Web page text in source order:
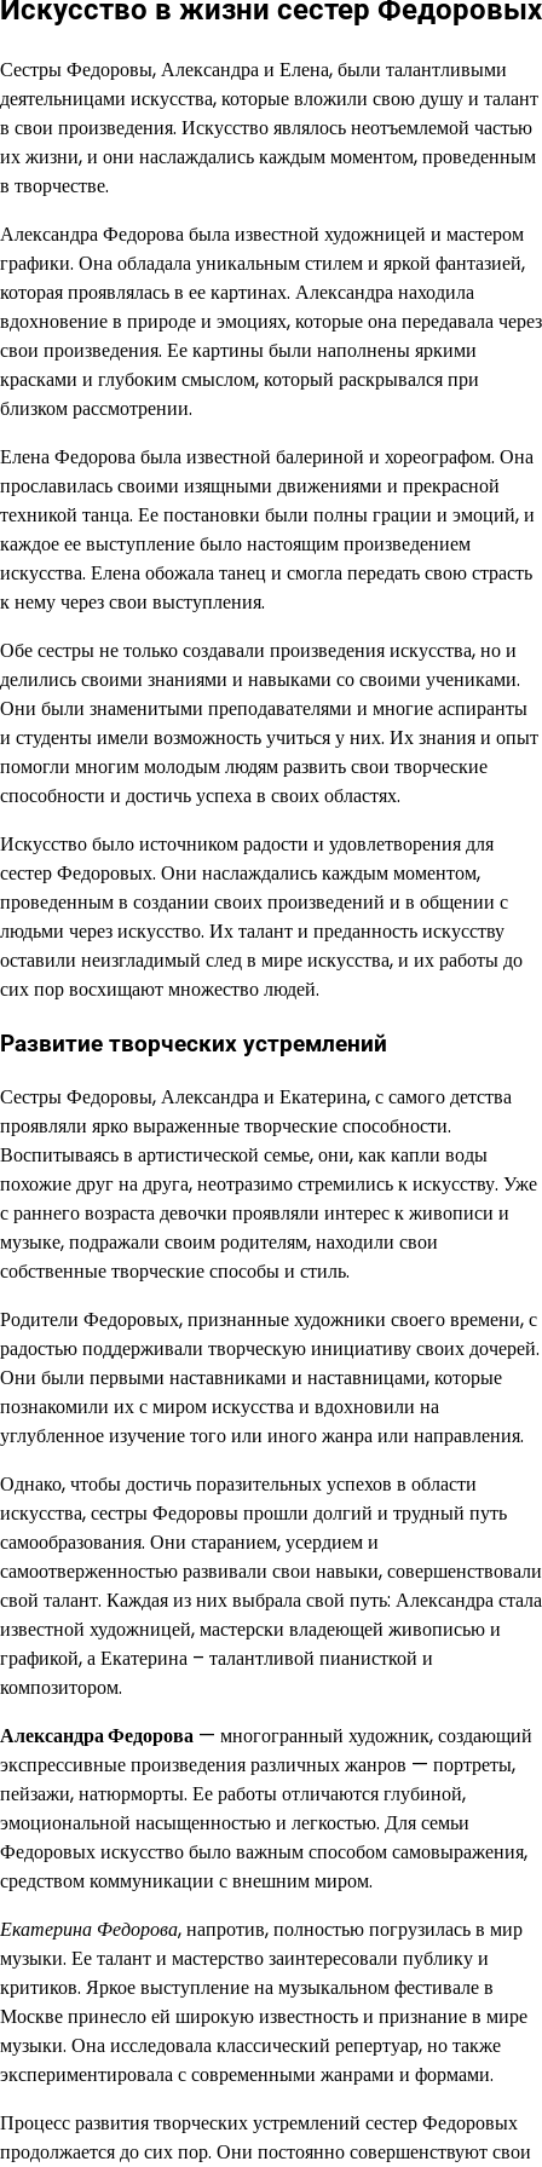
Искусство в жизни сестер Федоровых
Сестры Федоровы, Александра и Елена, были талантливыми
деятельницами искусства, которые вложили свою душу и талант
в свои произведения. Искусство являлось неотъемлемой частью
их жизни, и они наслаждались каждым моментом, проведенным
в творчестве.
Александра Федорова была известной художницей и мастером
графики. Она обладала уникальным стилем и яркой фантазией,
которая проявлялась в ее картинах. Александра находила
вдохновение в природе и эмоциях, которые она передавала через
свои произведения. Ее картины были наполнены яркими
красками и глубоким смыслом, который раскрывался при
близком рассмотрении.
Елена Федорова была известной балериной и хореографом. Она
прославилась своими изящными движениями и прекрасной
техникой танца. Ее постановки были полны грации и эмоций, и
каждое ее выступление было настоящим произведением
искусства. Елена обожала танец и смогла передать свою страсть
к нему через свои выступления.
Обе сестры не только создавали произведения искусства, но и
делились своими знаниями и навыками со своими учениками.
Они были знаменитыми преподавателями и многие аспиранты
и студенты имели возможность учиться у них. Их знания и опыт
помогли многим молодым людям развить свои творческие
способности и достичь успеха в своих областях.
Искусство было источником радости и удовлетворения для
сестер Федоровых. Они наслаждались каждым моментом,
проведенным в создании своих произведений и в общении с
людьми через искусство. Их талант и преданность искусству
оставили неизгладимый след в мире искусства, и их работы до
сих пор восхищают множество людей.
Развитие творческих устремлений
Сестры Федоровы, Александра и Екатерина, с самого детства
проявляли ярко выраженные творческие способности.
Воспитываясь в артистической семье, они, как капли воды
похожие друг на друга, неотразимо стремились к искусству. Уже
с раннего возраста девочки проявляли интерес к живописи и
музыке, подражали своим родителям, находили свои
собственные творческие способы и стиль.
Родители Федоровых, признанные художники своего времени, с
радостью поддерживали творческую инициативу своих дочерей.
Они были первыми наставниками и наставницами, которые
познакомили их с миром искусства и вдохновили на
углубленное изучение того или иного жанра или направления.
Однако, чтобы достичь поразительных успехов в области
искусства, сестры Федоровы прошли долгий и трудный путь
самообразования. Они старанием, усердием и
самоотверженностью развивали свои навыки, совершенствовали
свой талант. Каждая из них выбрала свой путь: Александра стала
известной художницей, мастерски владеющей живописью и
графикой, а Екатерина – талантливой пианисткой и
композитором.
Александра Федорова — многогранный художник, создающий
экспрессивные произведения различных жанров — портреты,
пейзажи, натюрморты. Ее работы отличаются глубиной,
эмоциональной насыщенностью и легкостью. Для семьи
Федоровых искусство было важным способом самовыражения,
средством коммуникации с внешним миром.
Екатерина Федорова, напротив, полностью погрузилась в мир
музыки. Ее талант и мастерство заинтересовали публику и
критиков. Яркое выступление на музыкальном фестивале в
Москве принесло ей широкую известность и признание в мире
музыки. Она исследовала классический репертуар, но также
экспериментировала с современными жанрами и формами.
Процесс развития творческих устремлений сестер Федоровых
продолжается до сих пор. Они постоянно совершенствуют свои